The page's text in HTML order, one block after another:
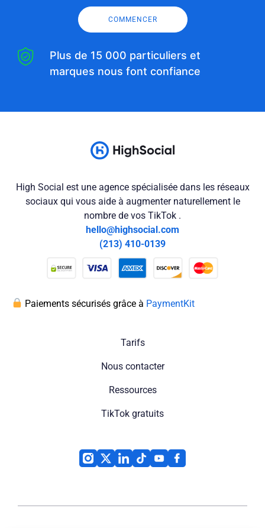
COMMENCER
Plus de 15 000 particuliers et
marques nous font confiance
High Social est une agence spécialisée dans les réseaux
sociaux qui vous aide à augmenter naturellement le
nombre de vos TikTok .
hello@highsocial.com
(213) 410-0139
Paiements sécurisés grâce à PaymentKit
Tarifs
Nous contacter
Ressources
TikTok gratuits